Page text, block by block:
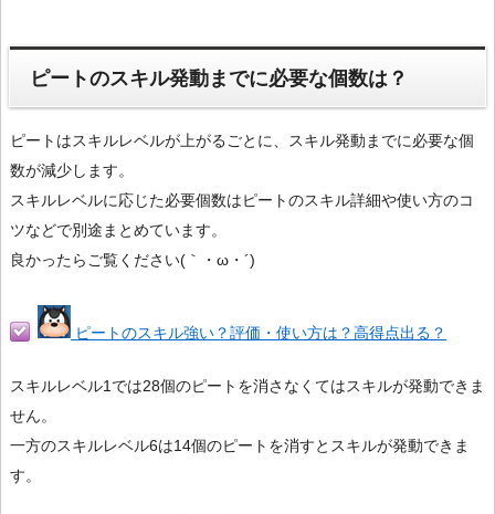
ピートのスキル発動までに必要な個数は？
ピートはスキルレベルが上がるごとに、スキル発動までに必要な個
数が減少します。
スキルレベルに応じた必要個数はピートのスキル詳細や使い方のコ
ツなどで別途まとめています。
良かったらご覧ください(｀・ω・´)
ピートのスキル強い？評価・使い方は？高得点出る？
スキルレベル1では28個のピートを消さなくてはスキルが発動できま
せん。
一方のスキルレベル6は14個のピートを消すとスキルが発動できま
す。